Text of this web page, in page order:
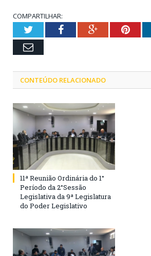
COMPARTILHAR:
TwitterFacebookGoogle+
Email
CONTEÚDO RELACIONADO
11ª Reunião Ordinária do 1°
Período da 2°Sessão
Legislativa da 9ª Legislatura
do Poder Legislativo